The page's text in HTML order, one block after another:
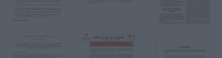
de su parte, en cuyo caso El vendedor se obliga
le haya entregado, en un plazo de 5 (cinco) días